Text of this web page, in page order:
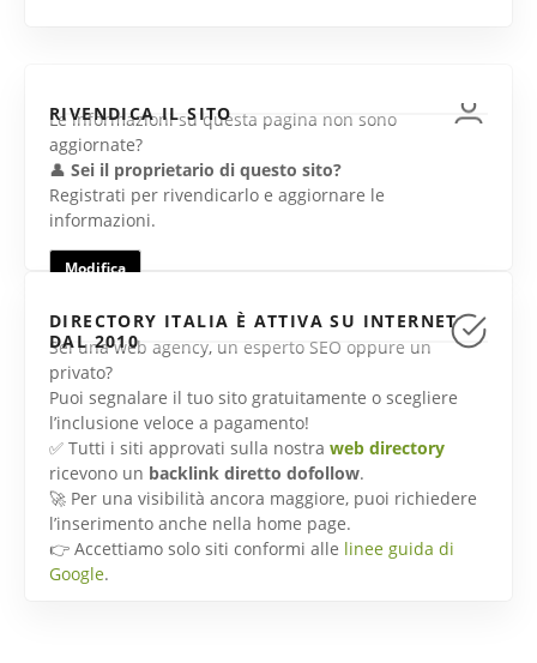
RIVENDICA IL SITO
Le informazioni su questa pagina non sono
aggiornate?
👤 Sei il proprietario di questo sito?
Registrati per rivendicarlo e aggiornare le
informazioni.
Modifica
DIRECTORY ITALIA È ATTIVA SU INTERNET
DAL 2010
Sei una web agency, un esperto SEO oppure un
privato?
Puoi segnalare il tuo sito gratuitamente o scegliere
l’inclusione veloce a pagamento!
✅ Tutti i siti approvati sulla nostra web directory
ricevono un backlink diretto dofollow.
🚀 Per una visibilità ancora maggiore, puoi richiedere
l’inserimento anche nella home page.
👉 Accettiamo solo siti conformi alle linee guida di
Google.